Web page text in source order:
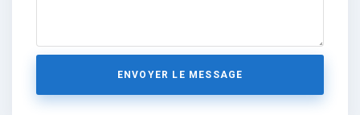
ENVOYER LE MESSAGE